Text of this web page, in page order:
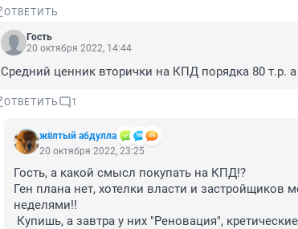
ОТВЕТИТЬ
Гость
20 октября 2022, 14:44
Средний ценник вторички на КПД порядка 80 т.р. а
ОТВЕТИТЬ 1
жёлтый абдулла
20 октября 2022, 23:25
Гость, а какой смысл покупать на КПД!?
Ген плана нет, хотелки власти и застройщиков
неделями!!